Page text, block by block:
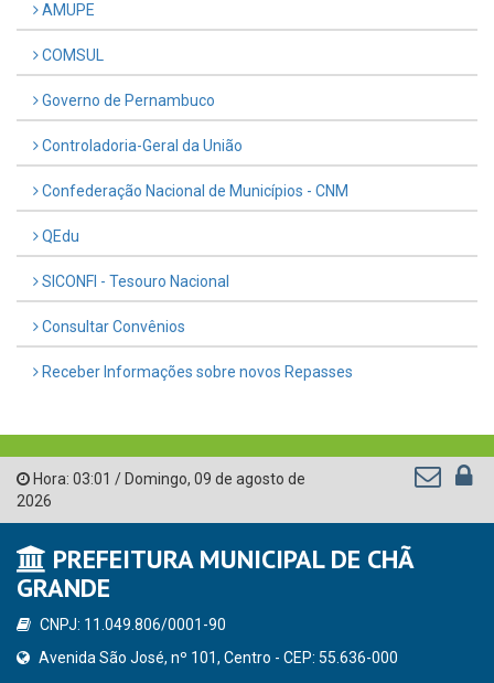
AMUPE
COMSUL
Governo de Pernambuco
Controladoria-Geral da União
Confederação Nacional de Municípios - CNM
QEdu
SICONFI - Tesouro Nacional
Consultar Convênios
Receber Informações sobre novos Repasses
Hora: 03:01 / Domingo, 09 de agosto de
2026
PREFEITURA MUNICIPAL DE CHÃ
GRANDE
CNPJ: 11.049.806/0001-90
Avenida São José, nº 101, Centro - CEP: 55.636-000